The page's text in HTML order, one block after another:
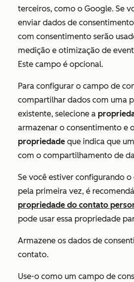
terceiros, como o Google. Se
enviar dados de
com consentimento serão
medição e otimização de
Este campo é opcional.
Para configurar o campo de
compartilhar dados com uma
existente, selecione a
armazenar o consentimento e
propriedade que indica que
com o compartilhamento de
Se você estiver configurando
pela primeira vez, é
propriedade do contato
pode usar essa propriedade
Armazene os dados de
contato.
Use-o como um campo de